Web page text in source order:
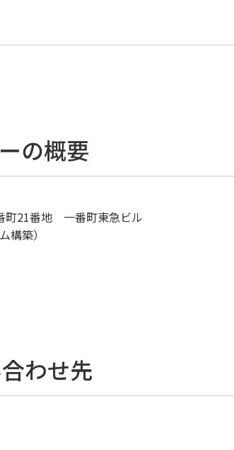
の概要
町21番地 一番町東急ビル
構築）
わせ先